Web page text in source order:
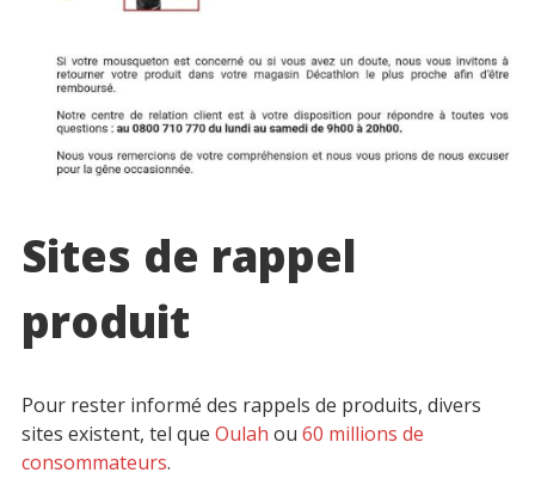
Sites de rappel
produit
Pour rester informé des rappels de produits, divers
sites existent, tel que Oulah ou 60 millions de
consommateurs.